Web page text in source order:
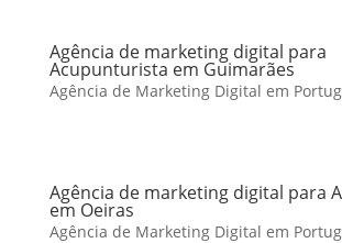
Agência de marketing digital para
Acupunturista em Guimarães
Agência de Marketing Digital em
Agência de marketing digital para
em Oeiras
Agência de Marketing Digital em